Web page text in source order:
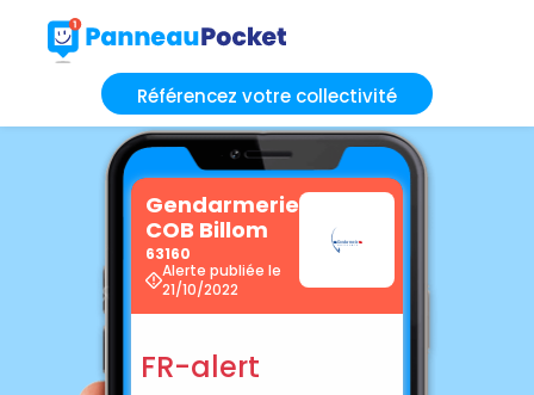
Référencez votre collectivité
Gendarmerie
COB Billom
63160
Alerte publiée le
21/10/2022
FR-alert